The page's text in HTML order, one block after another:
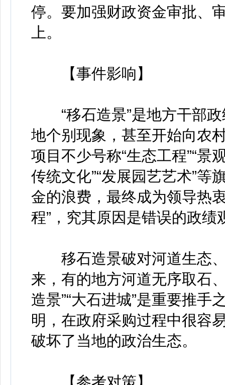
停。要加强财政资金审批、
上。
【事件影响】
“移石造景”是地方干部政
地个别现象，甚至开始向农
项目不少号称“生态工程”“景
传统文化”“发展园艺艺术”
金的浪费，最终成为领导热
程”，究其原因是错误的政绩
移石造景破对河道生态、
来，有的地方河道无序取石
造景”“大石进城”是重要推
明，在政府采购过程中很容
破坏了当地的政治生态。